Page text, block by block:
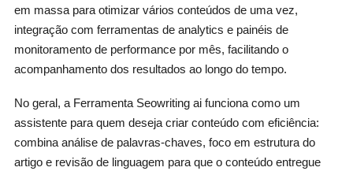
em massa para otimizar vários conteúdos de uma vez,
integração com ferramentas de analytics e painéis de
monitoramento de performance por mês, facilitando o
acompanhamento dos resultados ao longo do tempo.
No geral, a Ferramenta Seowriting ai funciona como um
assistente para quem deseja criar conteúdo com eficiência:
combina análise de palavras-chaves, foco em estrutura do
artigo e revisão de linguagem para que o conteúdo entregue